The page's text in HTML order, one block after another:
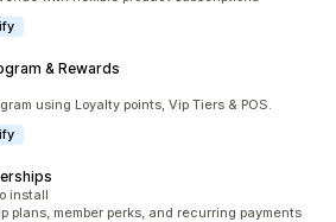
& Rewards
using Loyalty points, Vip Tiers & POS.
install
plans, member perks, and recurring payments